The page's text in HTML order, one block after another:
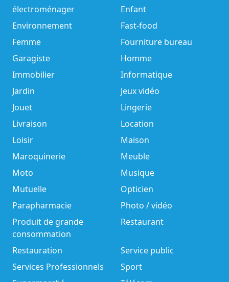
électroménager
Enfant
Environnement
Fast-food
Femme
Fourniture bureau
Garagiste
Homme
Immobilier
Informatique
Jardin
Jeux vidéo
Jouet
Lingerie
Livraison
Location
Loisir
Maison
Maroquinerie
Meuble
Moto
Musique
Mutuelle
Opticien
Parapharmacie
Photo / vidéo
Produit de grande
consommation
Restaurant
Restauration
Service public
Services Professionnels
Sport